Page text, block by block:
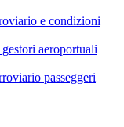
e condizioni
aeroportuali
passeggeri